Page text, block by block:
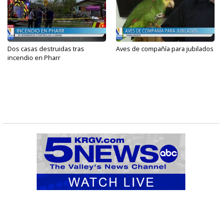
Dos casas destruidas tras
incendio en Pharr
Aves de compañía para jubilados